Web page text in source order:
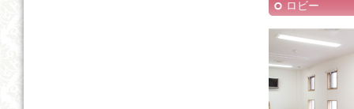
ロビー